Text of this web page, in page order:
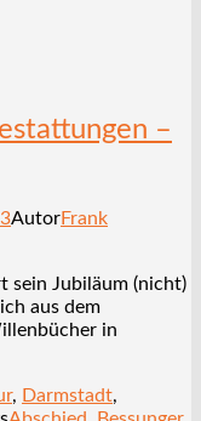
–
AutorFrank
sein Jubiläum (nicht)
aus dem
in
, Darmstadt,